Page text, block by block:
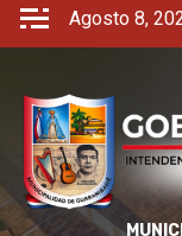
Agosto 8,